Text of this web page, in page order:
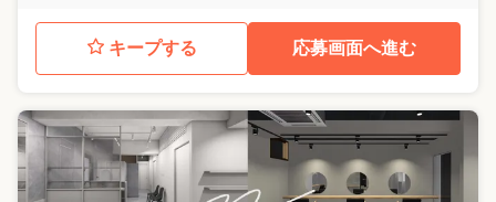
キープする 応募画面へ進む